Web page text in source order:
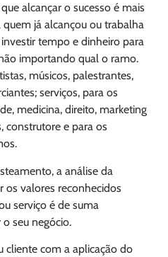
alcançar o sucesso é mais
já alcançou ou trabalha
tempo e dinheiro para
importando qual o ramo.
músicos, palestrantes,
serviços, para os
medicina, direito, marketing
construtore e para os
a análise da
os valores reconhecidos
serviço é de suma
seu negócio.
cliente com a aplicação do